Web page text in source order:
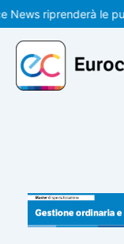
Vai
al
contenuto
riprenderà le